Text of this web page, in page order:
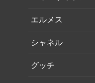
エルメス
シャネル
グッチ